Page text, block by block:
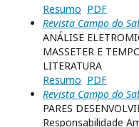
Resumo PDF
Revista Campo do
ANÁLISE
MASSETER E
LITERATURA
Resumo PDF
Revista Campo do
PARES
Responsabilidade